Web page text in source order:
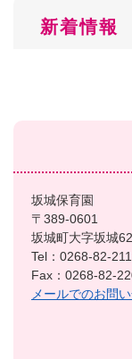
新着情報
坂城保育園
〒389-0601
坂城町大字坂城
Tel：0268-82-
Fax：0268-82-
メールでのお問